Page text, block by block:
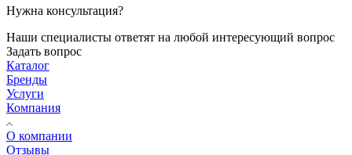
Нужна консультация?
Наши специалисты ответят на любой интересующий вопрос
Задать вопрос
Каталог
Бренды
Услуги
Компания
О компании
Отзывы